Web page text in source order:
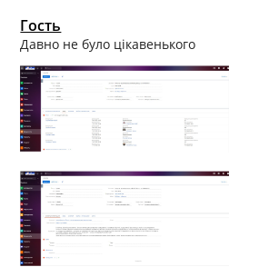
Гость
Давно не було цікавенького